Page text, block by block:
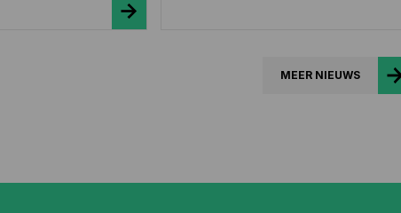
MEER NIEUWS